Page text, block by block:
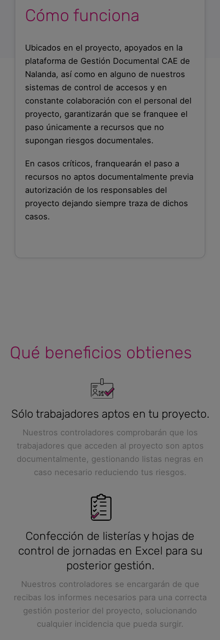
Cómo funciona
Ubicados en el proyecto, apoyados en la
plataforma de Gestión Documental CAE de
Nalanda, así como en alguno de nuestros
sistemas de control de accesos y en
constante colaboración con el personal del
proyecto, garantizarán que se franquee el
paso únicamente a recursos que no
supongan riesgos documentales.
En casos críticos, franquearán el paso a
recursos no aptos documentalmente previa
autorización de los responsables del
proyecto dejando siempre traza de dichos
casos.
Qué beneficios obtienes
Sólo trabajadores aptos en tu proyecto.
Nuestros controladores comprobarán que los
trabajadores que acceden al proyecto son aptos
documentalmente, gestionando listas negras en
caso necesario reduciendo tus riesgos.
Confección de listerías y hojas de
control de jornadas en Excel para su
posterior gestión.
Nuestros controladores se encargarán de que
recibas los informes necesarios para una correcta
gestión posterior del proyecto, solucionando
cualquier incidencia que pueda surgir.